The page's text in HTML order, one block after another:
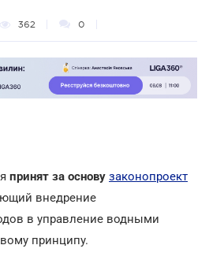
362 0
принят за основу законопроект
внедрение
в управление водными
принципу.